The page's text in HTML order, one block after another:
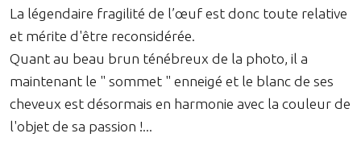
La légendaire fragilité de l’œuf est donc toute relative
et mérite d'être reconsidérée.
Quant au beau brun ténébreux de la photo, il a
maintenant le " sommet " enneigé et le blanc de ses
cheveux est désormais en harmonie avec la couleur de
l'objet de sa passion !...